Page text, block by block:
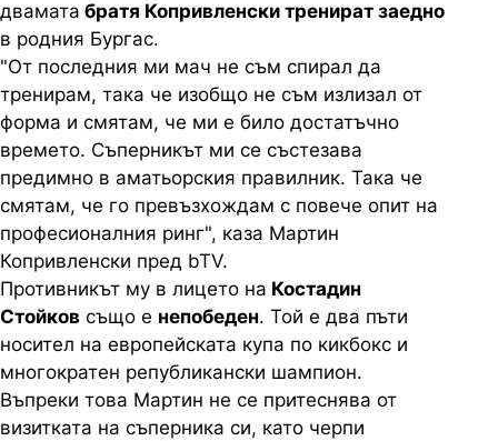
двамата братя Копривленски тренират заедно
в родния Бургас.
"От последния ми мач не съм спирал да
тренирам, така че изобщо не съм излизал от
форма и смятам, че ми е било достатъчно
времето. Съперникът ми се състезава
предимно в аматьорския правилник. Така че
смятам, че го превъзхождам с повече опит на
професионалния ринг", каза Мартин
Копривленски пред bTV.
Противникът му в лицето на Костадин
Стойков също е непобеден. Той е два пъти
носител на европейската купа по кикбокс и
многократен републикански шампион.
Въпреки това Мартин не се притеснява от
визитката на съперника си, като черпи